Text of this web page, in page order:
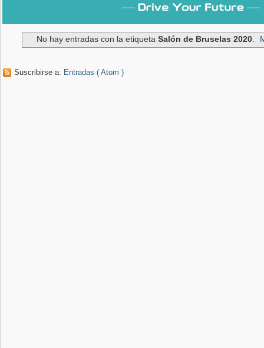
No hay entradas con la etiqueta Salón de Bruselas 2020.
Suscribirse a: Entradas ( Atom )